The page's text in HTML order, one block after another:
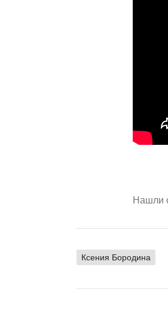
Нашли
Ксения Бородина